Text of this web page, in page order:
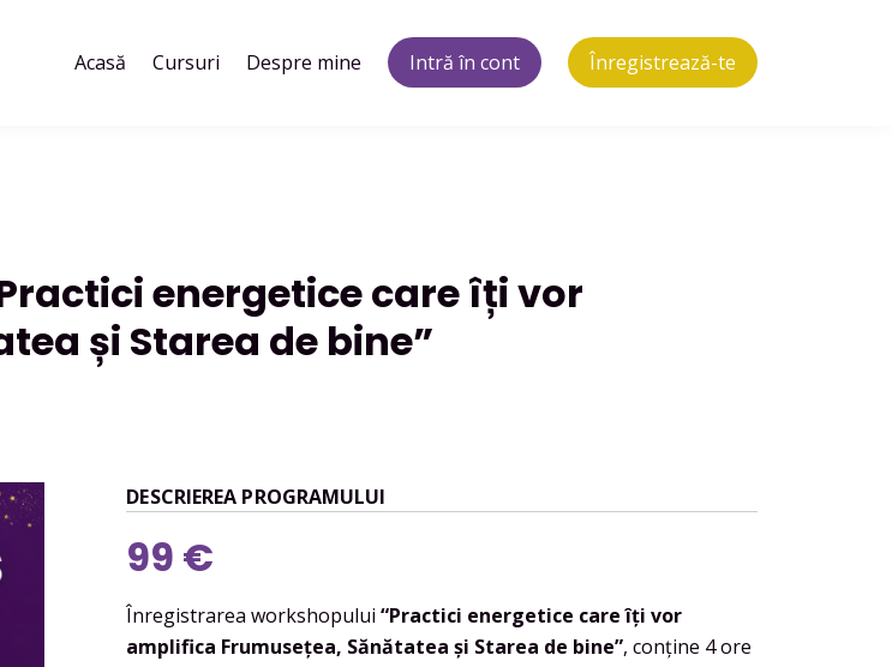
Acasă Cursuri Despre mine Intră în cont Înregistrează-te
energetice care îți vor
și Starea de bine”
DESCRIEREA PROGRAMULUI
99 €
Înregistrarea workshopului “Practici energetice care îți vor
amplifica Frumusețea, Sănătatea și Starea de bine”, conține 4 ore